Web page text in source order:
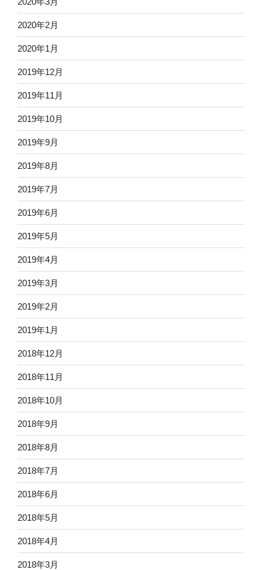
2020年2月
2020年1月
2019年12月
2019年11月
2019年10月
2019年9月
2019年8月
2019年7月
2019年6月
2019年5月
2019年4月
2019年3月
2019年2月
2019年1月
2018年12月
2018年11月
2018年10月
2018年9月
2018年8月
2018年7月
2018年6月
2018年5月
2018年4月
2018年3月